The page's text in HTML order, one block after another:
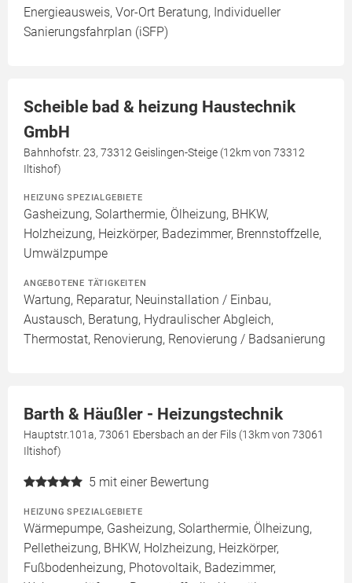
Energieausweis, Vor-Ort Beratung, Individueller
Sanierungsfahrplan (iSFP)
Scheible bad & heizung Haustechnik
GmbH
Bahnhofstr. 23, 73312 Geislingen-Steige (12km von 73312
Iltishof)
HEIZUNG SPEZIALGEBIETE
Gasheizung, Solarthermie, Ölheizung, BHKW,
Holzheizung, Heizkörper, Badezimmer, Brennstoffzelle,
Umwälzpumpe
ANGEBOTENE TÄTIGKEITEN
Wartung, Reparatur, Neuinstallation / Einbau,
Austausch, Beratung, Hydraulischer Abgleich,
Thermostat, Renovierung, Renovierung / Badsanierung
Barth & Häußler - Heizungstechnik
Hauptstr.101a, 73061 Ebersbach an der Fils (13km von 73061
Iltishof)
5 mit einer Bewertung
HEIZUNG SPEZIALGEBIETE
Wärmepumpe, Gasheizung, Solarthermie, Ölheizung,
Pelletheizung, BHKW, Holzheizung, Heizkörper,
Fußbodenheizung, Photovoltaik, Badezimmer,